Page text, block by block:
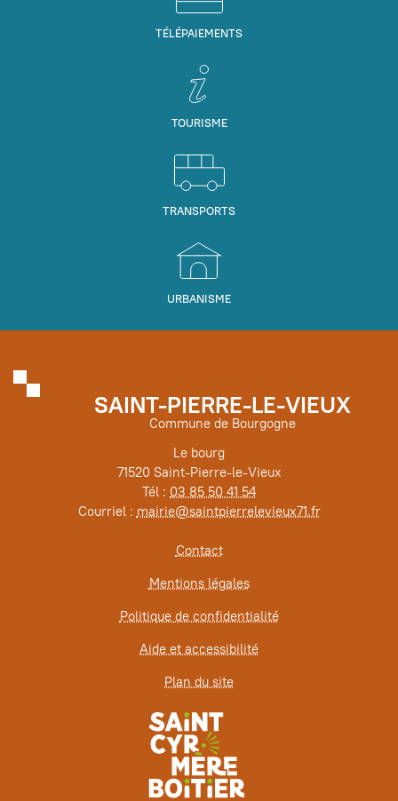
TÉLÉPAIEMENTS
TOURISME
TRANSPORTS
URBANISME
SAINT-PIERRE-LE-VIEUX
Commune de Bourgogne
Le bourg
71520 Saint-Pierre-le-Vieux
Tél : 03 85 50 41 54
Courriel : mairie@saintpierrelevieux71.fr
Contact
Mentions légales
Politique de confidentialité
Aide et accessibilité
Plan du site